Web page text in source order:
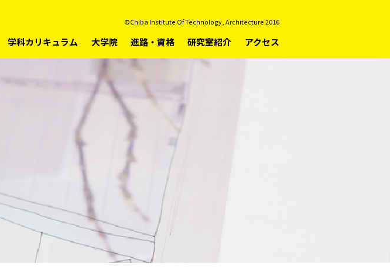
©Chiba Institute Of Technology, Architecture 2016
学科カリキュラム 大学院 進路・資格 研究室紹介 アクセス